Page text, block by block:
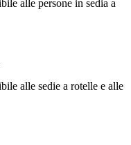
alle persone in sedia a
alle sedie a rotelle e alle